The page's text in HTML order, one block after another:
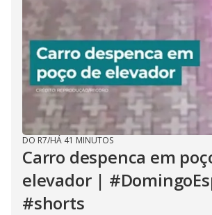
DO R7/HÁ 41 MINUTOS
Carro despenca em
elevador |
#shorts